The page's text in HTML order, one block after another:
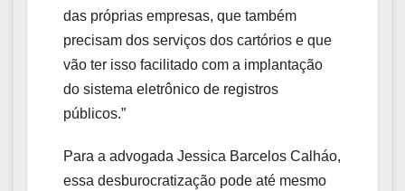
das próprias empresas, que também
precisam dos serviços dos cartórios e que
vão ter isso facilitado com a implantação
do sistema eletrônico de registros
públicos.”
Para a advogada Jessica Barcelos Calháo,
essa desburocratização pode até mesmo